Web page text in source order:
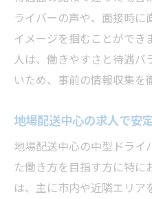
ライバーの声や、面接時
イメージを掴むことができ
人は、働きやすさと待遇バ
いため、事前の情報収集を
地場配送中心の求人で安
地場配送中心の中型ドライ
た働き方を目指す方に特に
は、主に市内や近隣エリア